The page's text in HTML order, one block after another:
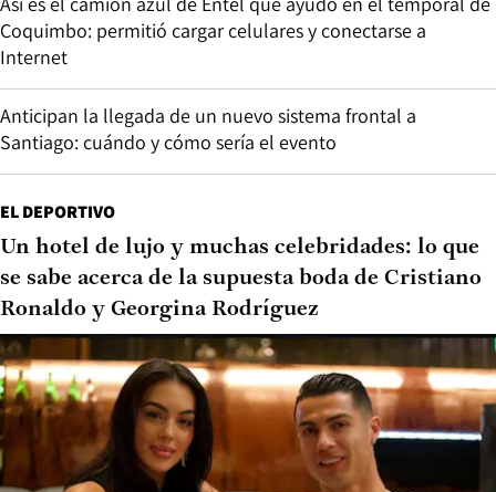
Coquimbo: permitió cargar celulares y conectarse a
Internet
Anticipan la llegada de un nuevo sistema frontal a
Santiago: cuándo y cómo sería el evento
EL DEPORTIVO
Un hotel de lujo y muchas celebridades: lo que
se sabe acerca de la supuesta boda de Cristiano
Ronaldo y Georgina Rodríguez